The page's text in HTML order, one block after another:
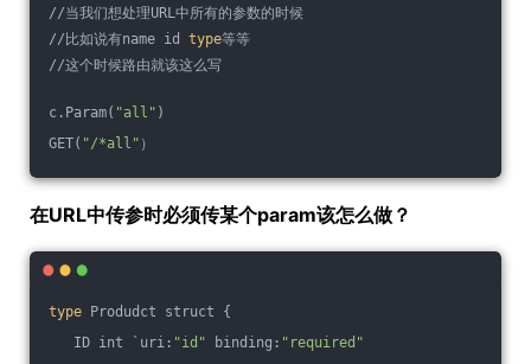
//当我们想处理URL中所有的参数的时候
//比如说有name id type等等
//这个时候路由就该这么写
c.Param( "all" )
GET( "/*all" ）
在URL中传参时必须传某个param该怎么做？
type Produdct struct {
ID int `uri: "id" binding: "required"